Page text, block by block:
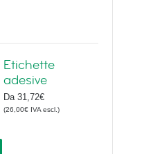
Etichette
adesive
Da 31,72€
(26,00€ IVA escl. )